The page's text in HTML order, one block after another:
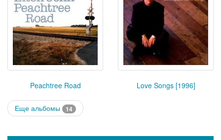
Peachtree Road Love Songs [1996]
Еще альбомы 14